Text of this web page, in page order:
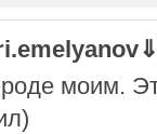
моим.